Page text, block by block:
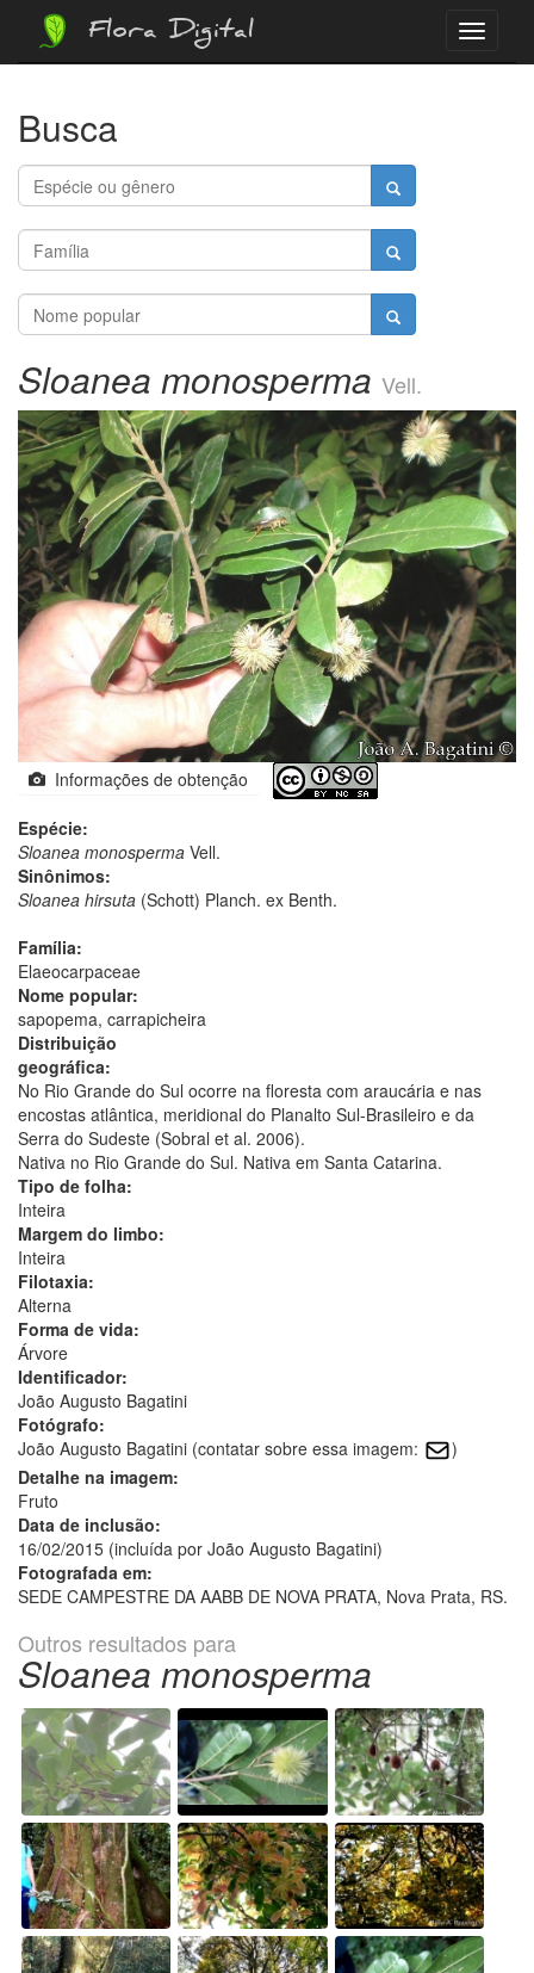
Menu
Flora Digital
Busca
Sloanea monosperma Vell.
Informações de obtenção
Espécie:
Sloanea monosperma Vell.
Sinônimos:
Sloanea hirsuta (Schott) Planch. ex Benth.
Família:
Elaeocarpaceae
Nome popular:
sapopema, carrapicheira
Distribuição
geográfica:
No Rio Grande do Sul ocorre na floresta com araucária e nas
encostas atlântica, meridional do Planalto Sul-Brasileiro e da
Serra do Sudeste (Sobral et al. 2006).
Nativa no Rio Grande do Sul. Nativa em Santa Catarina.
Tipo de folha:
Inteira
Margem do limbo:
Inteira
Filotaxia:
Alterna
Forma de vida:
Árvore
Identificador:
João Augusto Bagatini
Fotógrafo:
João Augusto Bagatini (contatar sobre essa imagem:
)
Detalhe na imagem:
Fruto
Data de inclusão:
16/02/2015 (incluída por João Augusto Bagatini)
Fotografada em:
SEDE CAMPESTRE DA AABB DE NOVA PRATA, Nova Prata, RS.
Outros resultados para
Sloanea monosperma